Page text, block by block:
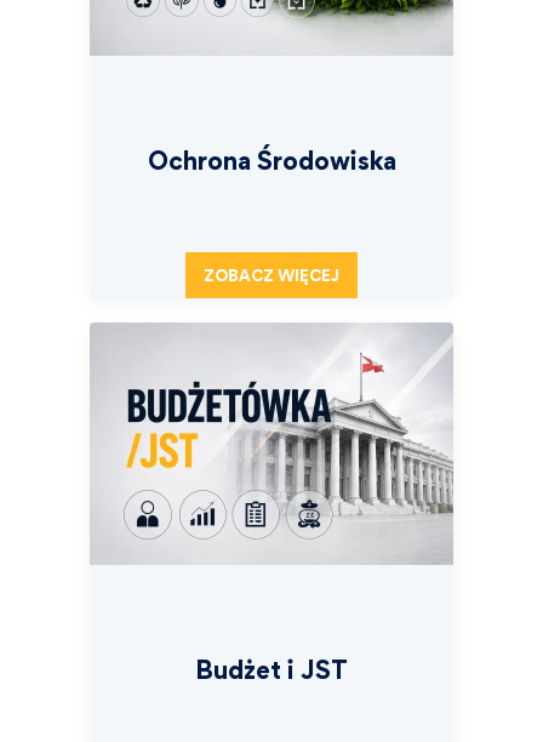
Ochrona Środowiska
ZOBACZ WIĘCEJ
Budżet i JST